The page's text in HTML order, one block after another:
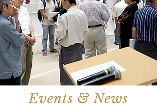
Events & News